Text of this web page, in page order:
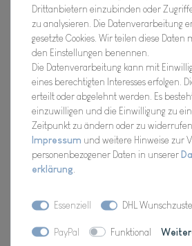
5,49 EUR*
Inhalt1Stück
Verfügbarkeit: Bald wieder für
In den
* inkl. ges. MwSt. zzgl. Versandkosten
Drittanbietern einzubinden oder
zu analysieren. Die Datenverarbeitung
gesetzte Cookies. Wir teilen diese Daten
den Einstellungen benennen.
Die Datenverarbeitung kann mit
eines berechtigten Interesses erfolgen.
erteilt oder abgelehnt werden. Es
einzuwilligen und die Einwilligung zu
Zeitpunkt zu ändern oder zu
Impressum und weitere Hinweise zur
personenbezogener Daten in unserer
erklärung
Essenziell DHL
PayPal Funktional